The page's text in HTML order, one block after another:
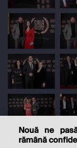
Nouă ne
rămână